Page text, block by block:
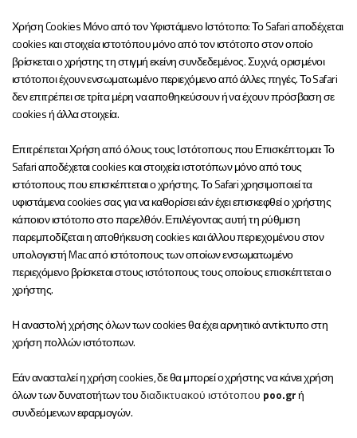
Χρήση Cookies Μόνο από τον Υφιστάμενο Ιστότοπο: Το Safari αποδέχεται
cookies και στοιχεία ιστοτόπου μόνο από τον ιστότοπο στον οποίο
βρίσκεται ο χρήστης τη στιγμή εκείνη συνδεδεμένος. Συχνά, ορισμένοι
ιστότοποι έχουν ενσωματωμένο περιεχόμενο από άλλες πηγές. Το Safari
δεν επιτρέπει σε τρίτα μέρη να αποθηκεύσουν ή να έχουν πρόσβαση σε
cookies ή άλλα στοιχεία.
Επιτρέπεται Χρήση από όλους τους Ιστότοπους που Επισκέπτομαι: Το
Safari αποδέχεται cookies και στοιχεία ιστοτόπων μόνο από τους
ιστότοπους που επισκέπτεται ο χρήστης. Το Safari χρησιμοποιεί τα
υφιστάμενα cookies σας για να καθορίσει εάν έχει επισκεφθεί ο χρήστης
κάποιον ιστότοπο στο παρελθόν. Επιλέγοντας αυτή τη ρύθμιση
παρεμποδίζεται η αποθήκευση cookies και άλλου περιεχομένου στον
υπολογιστή Mac από ιστότοπους των οποίων ενσωματωμένο
περιεχόμενο βρίσκεται στους ιστότοπους τους οποίους επισκέπτεται ο
χρήστης.
Η αναστολή χρήσης όλων των cookies θα έχει αρνητικό αντίκτυπο στη
χρήση πολλών ιστότοπων.
Εάν ανασταλεί η χρήση cookies, δε θα μπορεί ο χρήστης να κάνει χρήση
όλων των δυνατοτήτων τουδιαδικτυακού ιστότοπου poo.grή
συνδεόμενων εφαρμογών.